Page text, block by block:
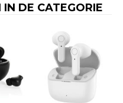
DE CATEGORIE